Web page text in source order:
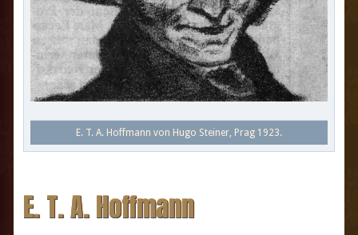
E. T. A. Hoffmann von Hugo Steiner, Prag 1923.
E. T. A. Hoffmann